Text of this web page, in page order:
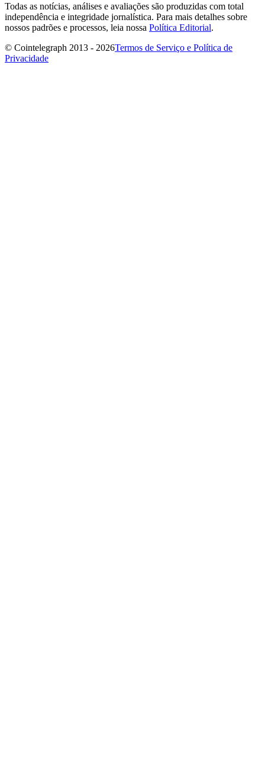
Todas as notícias, análises e avaliações são produzidas com total
independência e integridade jornalística. Para mais detalhes sobre
nossos padrões e processos, leia nossa Política Editorial.
© Cointelegraph 2013 - 2026Termos de Serviço e Política de
Privacidade